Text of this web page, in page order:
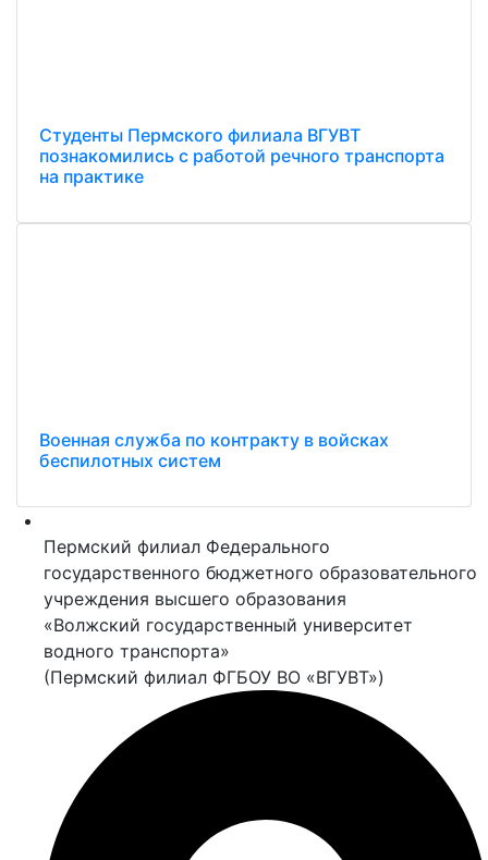
Студенты Пермского филиала ВГУВТ
познакомились с работой речного транспорта
на практике
Военная служба по контракту в войсках
беспилотных систем
Пермский филиал Федерального
государственного бюджетного образовательного
учреждения высшего образования
«Волжский государственный университет
водного транспорта»
(Пермский филиал ФГБОУ ВО «ВГУВТ»)